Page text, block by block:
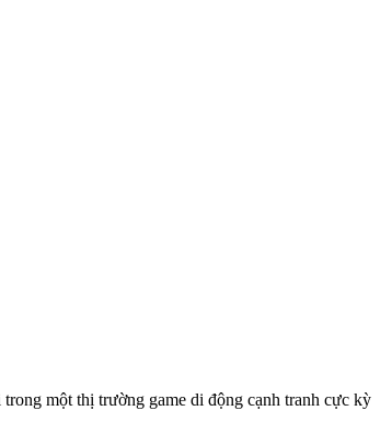
một thị trường game di động cạnh tranh cực kỳ